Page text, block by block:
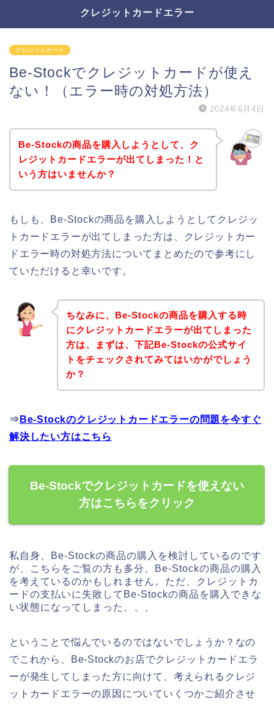
クレジットカードエラー
クレジットカード
Be-Stockでクレジットカードが使え
ない！（エラー時の対処方法）
2024年6月4日
Be-Stockの商品を購入しようとして、ク
レジットカードエラーが出てしまった！と
いう方はいませんか？
もしも、Be-Stockの商品を購入しようとしてクレジッ
トカードエラーが出てしまった方は、クレジットカー
ドエラー時の対処方法についてまとめたので参考にし
ていただけると幸いです。
ちなみに、Be-Stockの商品を購入する時
にクレジットカードエラーが出てしまった
方は、まずは、下記Be-Stockの公式サイ
トをチェックされてみてはいかがでしょう
か？
⇒ Be-Stockのクレジットカードエラーの問題を今すぐ
解決したい方はこちら
Be-Stockでクレジットカードを使えない
方はこちらをクリック
私自身、Be-Stockの商品の購入を検討しているのです
が、こちらをご覧の方も多分、Be-Stockの商品の購入
を考えているのかもしれません。ただ、クレジットカ
ードの支払いに失敗してBe-Stockの商品を購入できな
い状態になってしまった、、、
ということで悩んでいるのではないでしょうか？なの
でこれから、Be-Stockのお店でクレジットカードエラ
ーが発生してしまった方に向けて、考えられるクレジ
ットカードエラーの原因についていくつかご紹介させ